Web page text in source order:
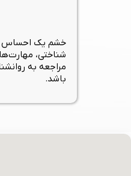
خشم یک احساس
شناختی،
مراجعه به
باشد.